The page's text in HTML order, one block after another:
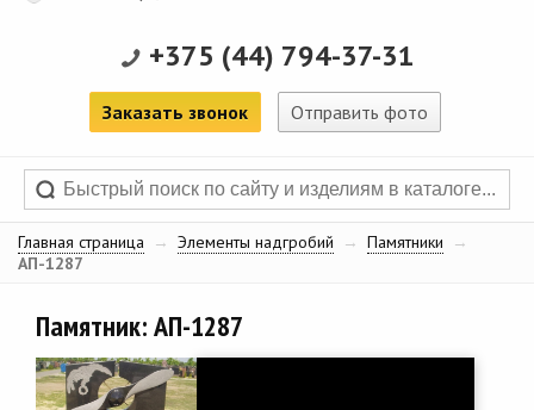
+375 (44) 794-37-31
Заказать звонок Отправить фото
Главная страница → Элементы надгробий → Памятники
→
АП-1287
Памятник: АП-1287